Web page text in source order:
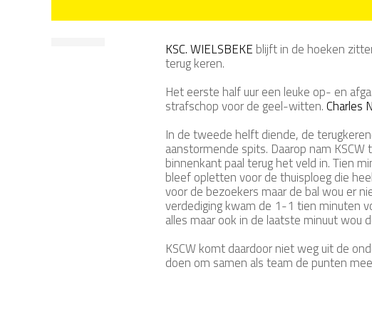
KSC. WIELSBEKE blijft in de hoeken
terug keren.
Het eerste half uur een leuke op- en
strafschop voor de geel-witten.Charles
In de tweede helft diende, de
aanstormende spits. Daarop nam
binnenkant paal terug het veld in. Tien
bleef opletten voor de thuisploeg die
voor de bezoekers maar de bal wou er
verdediging kwam de 1-1 tien minuten
alles maar ook in de laatste minuut wou
KSCW komt daardoor niet weg uit de
doen om samen als team de punten